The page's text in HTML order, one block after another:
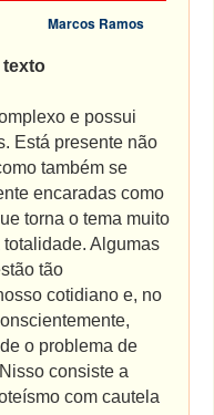
Marcos Ramos
texto
e possui
Está presente não
também se
encaradas como
torna o tema muito
Algumas
tão
cotidiano e, no
o problema de
consiste a
com cautela